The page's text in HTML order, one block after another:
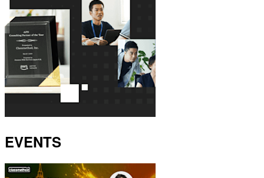
EVENTS